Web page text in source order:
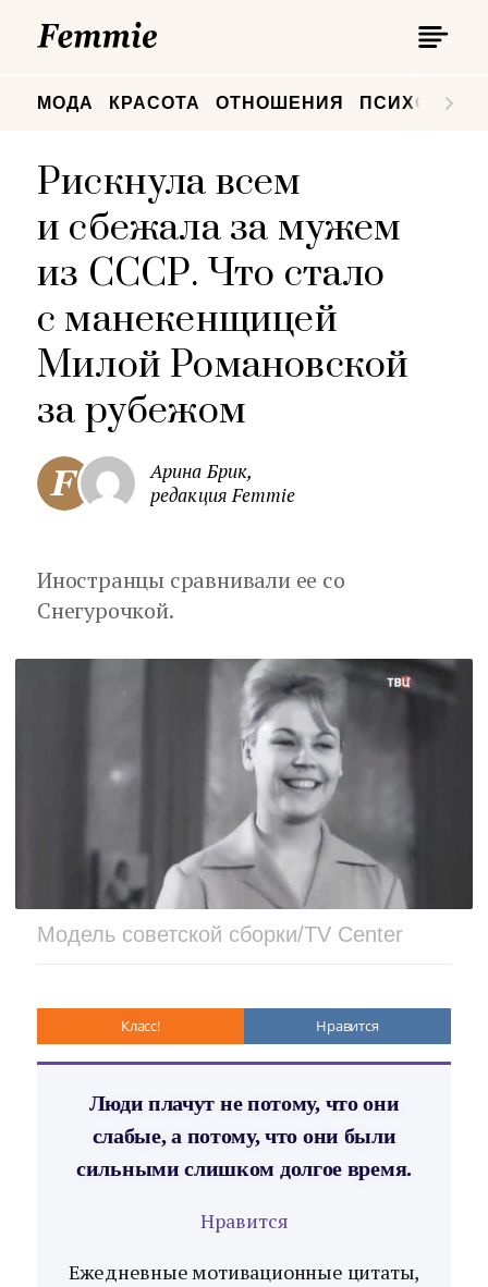
МОДА КРАСОТА ОТНОШЕНИЯ
Рискнула всем
и сбежала за мужем
из СССР. Что стало
с манекенщицей
Милой Романовской
за рубежом
Арина Брик,
редакция Femmie
Иностранцы сравнивали ее со
Снегурочкой.
Модель советской сборки/TV Center
Класс! Нравится
Люди плачут не потому, что они
слабые, а потому, что они были
сильными слишком долгое время.
Нравится
Ежедневные мотивационные цитаты,